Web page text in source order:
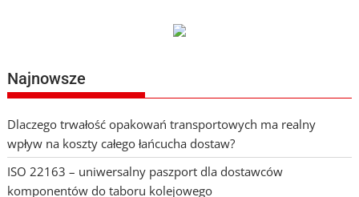
Najnowsze
Dlaczego trwałość opakowań transportowych ma realny
wpływ na koszty całego łańcucha dostaw?
ISO 22163 – uniwersalny paszport dla dostawców
komponentów do taboru kolejowego